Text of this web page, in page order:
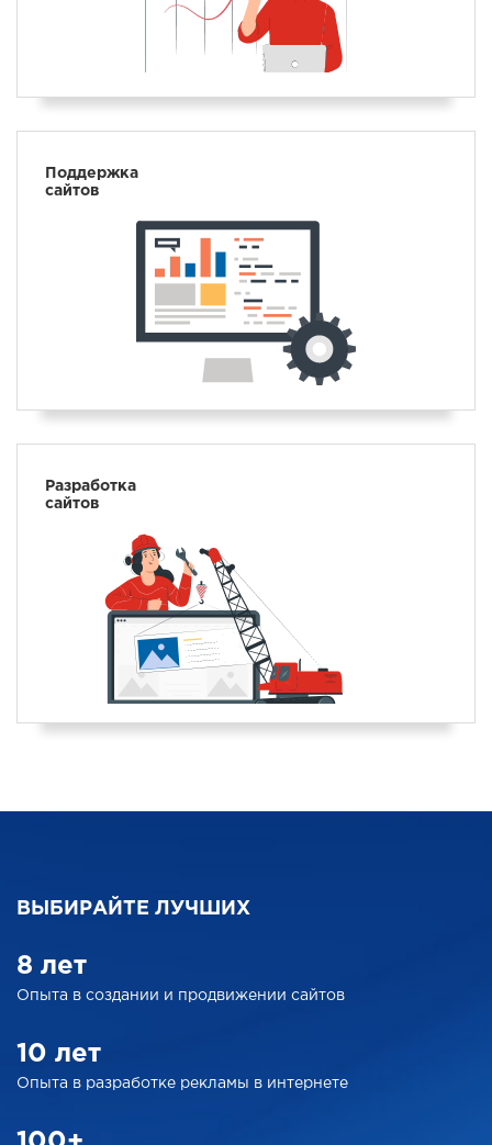
Поддержка
сайтов
Разработка
сайтов
ВЫБИРАЙТЕ ЛУЧШИХ
8 лет
Опыта в создании и продвижении сайтов
10 лет
Опыта в разработке рекламы в интернете